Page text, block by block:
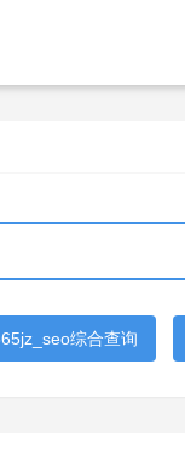
综合查询